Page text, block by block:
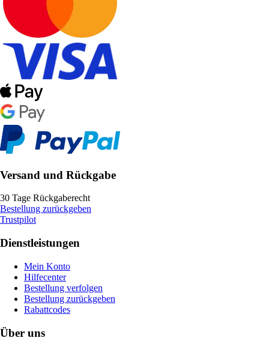
Versand und Rückgabe
30 Tage Rückgaberecht
Bestellung zurückgeben
Trustpilot
Dienstleistungen
Mein Konto
Hilfecenter
Bestellung verfolgen
Bestellung zurückgeben
Rabattcodes
Über uns